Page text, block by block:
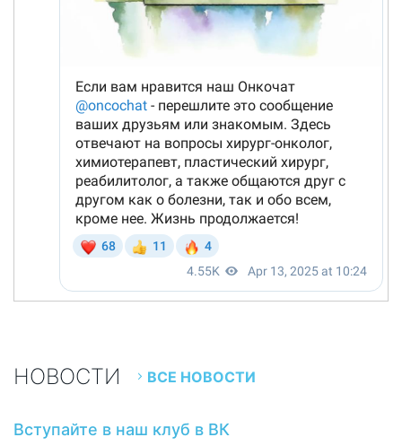
НОВОСТИ ВСЕ НОВОСТИ
Вступайте в наш клуб в ВК